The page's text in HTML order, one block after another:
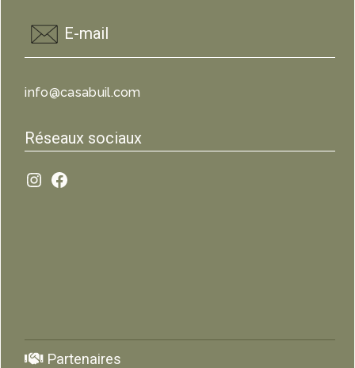
E-mail
info@casabuil.com
Réseaux sociaux
Partenaires